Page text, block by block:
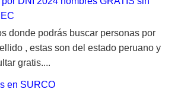
donde podrás buscar personas por
, estas son del estado peruano y
gratis....
en SURCO